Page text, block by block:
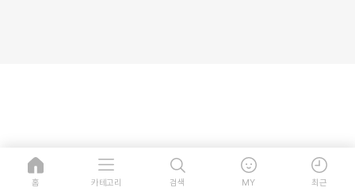
홈 카테고리 검색 MY 최근